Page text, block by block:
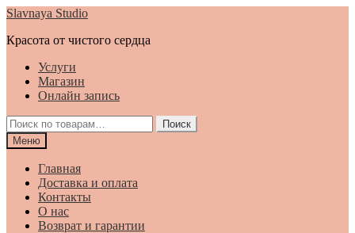
Перейти
навигации
Перейти
содержимому
Slavnaya Studio
Красота от чистого сердца
Услуги
Магазин
Онлайн запись
Искать:
Поиск
Меню
Главная
Доставка и оплата
Контакты
О нас
Возврат и гарантии